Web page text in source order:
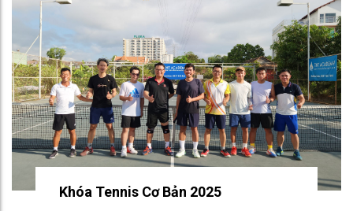
Khóa Tennis Cơ Bản 2025